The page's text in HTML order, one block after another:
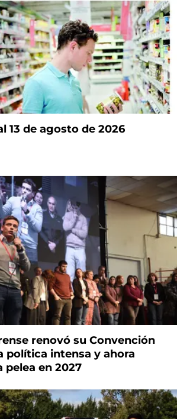
13 de agosto de 2026
renovó su Convención
política intensa y ahora
pelea en 2027